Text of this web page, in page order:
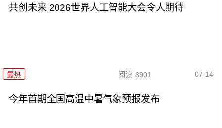
共创未来 2026世界人工智能大会令人期待
最热 阅读 8901 07-14
今年首期全国高温中暑气象预报发布